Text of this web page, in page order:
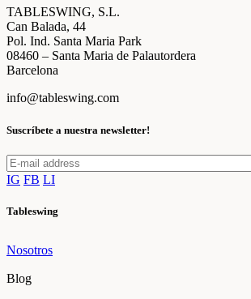
TABLESWING, S.L.
Can Balada, 44
Pol. Ind. Santa Maria Park
08460 – Santa Maria de Palautordera
Barcelona
info@tableswing.com
Suscríbete a nuestra newsletter!
IG FB LI
Tableswing
Nosotros
Blog